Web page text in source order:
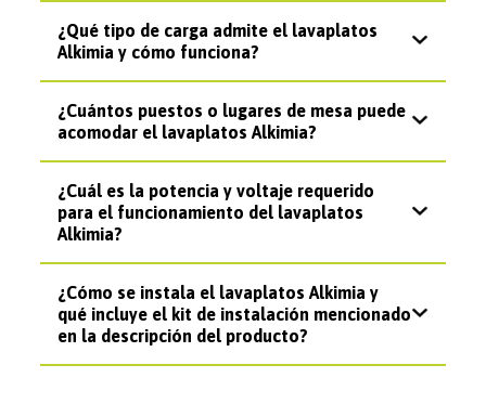
¿Qué tipo de carga admite el lavaplatos
Alkimia y cómo funciona?
¿Cuántos puestos o lugares de mesa puede
acomodar el lavaplatos Alkimia?
¿Cuál es la potencia y voltaje requerido
para el funcionamiento del lavaplatos
Alkimia?
¿Cómo se instala el lavaplatos Alkimia y
qué incluye el kit de instalación mencionado
en la descripción del producto?